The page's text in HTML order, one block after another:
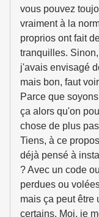
vous pouvez
vraiment à la
proprios ont fait
tranquilles.
j'avais envisagé
mais bon, faut
Parce que
ça alors qu'on
chose de plus
Tiens, à ce
déjà pensé à
? Avec un code
perdues ou
mais ça peut être
certains. Moi, je